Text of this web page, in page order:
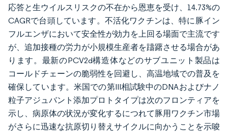
応答と生ウイルスリスクの不在から恩恵を受け、14.73%の
CAGRで台頭しています。不活化ワクチンは、特に豚イン
フルエンザにおいて安全性が効力を上回る場面で主流です
が、追加接種の労力が小規模生産者を躊躇させる場合があ
ります。最新のPCV2d構造体などのサブユニット製品は
コールドチェーンの脆弱性を回避し、高温地域での普及を
確保しています。米国での第III相試験中のDNAおよびナノ
粒子アジュバント添加プロトタイプは次のフロンティアを
示し、病原体の状況が変化するにつれて豚用ワクチン市場
がさらに迅速な抗原切り替えサイクルに向かうことを示唆